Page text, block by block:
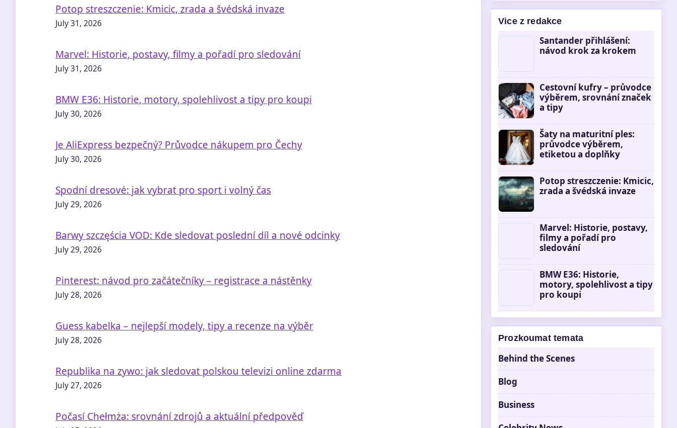
Potop streszczenie: Kmicic, zrada a švédská invaze
July 31, 2026
Marvel: Historie, postavy, filmy a pořadí pro sledování
July 31, 2026
BMW E36: Historie, motory, spolehlivost a tipy pro koupi
July 30, 2026
Je AliExpress bezpečný? Průvodce nákupem pro Čechy
July 30, 2026
Spodní dresové: jak vybrat pro sport i volný čas
July 29, 2026
Barwy szczęścia VOD: Kde sledovat poslední díl a nové odcinky
July 29, 2026
Pinterest: návod pro začátečníky – registrace a nástěnky
July 28, 2026
Guess kabelka – nejlepší modely, tipy a recenze na výběr
July 28, 2026
Republika na zywo: jak sledovat polskou televizi online zdarma
July 27, 2026
Počasí Chełmża: srovnání zdrojů a aktuální předpověď
Vice z redakce
Santander přihlášení:
návod krok za krokem
Cestovní kufry – průvodce
výběrem, srovnání značek
a tipy
Šaty na maturitní ples:
průvodce výběrem,
etiketou a doplňky
Potop streszczenie: Kmicic,
zrada a švédská invaze
Marvel: Historie, postavy,
filmy a pořadí pro
sledování
BMW E36: Historie,
motory, spolehlivost a tipy
pro koupi
Prozkoumat temata
Behind the Scenes
Blog
Business